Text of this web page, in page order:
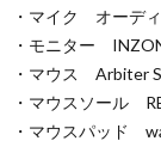
・マイク オーデ
・モニター
・マウス Arbiter
・マウスソール
・マウスパッド